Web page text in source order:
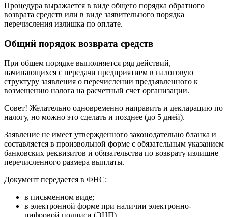
Процедура выражается в виде общего порядка обратного
возврата средств или в виде заявительного порядка
перечисления излишка по оплате.
Общий порядок возврата средств
При общем порядке выполняется ряд действий,
начинающихся с передачи предприятием в налоговую
структуру заявления о перечислении предъявленного к
возмещению налога на расчетный счет организации.
Совет! Желательно одновременно направить и декларацию по
налогу, но можно это сделать и позднее (до 5 дней).
Заявление не имеет утвержденного законодательно бланка и
составляется в произвольной форме с обязательным указанием
банковских реквизитов и обязательства по возврату излишне
перечисленного размера выплаты.
Документ передается в ФНС:
в письменном виде;
в электронной форме при наличии электронно-